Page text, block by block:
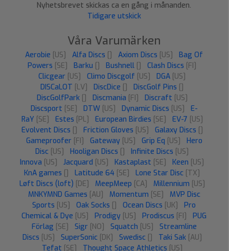
Nyhetsbrevet skickas ca en gång i månanden.
Tidigare utskick
Våra Varumärken
Aerobie [US] Alfa Discs Axiom Discs [US]
Bag Of
Powers [SE] Barku Bushnell Clash Discs [FI]
Clicgear [US] Climo Discgolf [US] DGA [US]
DISCaLOT [LV] DiscDice DiscGolf Pins
DiscGolfPark
Discmania [FI] Discraft [US]
Discsport [SE] DTW [US] Dynamic Discs [US]
E-
RaY [SE] Estes [PL] European Birdies [SE] EV-7 [US]
Evolvent Discs
Friction Gloves [US] Galaxy Discs
Gameproofer [FI] Gateway [US] Grip Eq [US]
Hero
Disc [US] Hooligan Discs Infinite Discs [US]
Innova [US] Jacquard [US] Kastaplast [SE] Keen [US]
KnA games
Latitude 64 [SE] Lone Star Disc [TX]
Løft Discs (loft) [DE] MeepMeep [CA] Millennium [US]
MNKYMND Games [AU] Momentum [SE]
MVP Disc
Sports [US] Oak Socks Ocean Discs [UK]
Pro
Chemical & Dye [US] Prodigy [US] Prodiscus [FI]
PUG
Förlag [SE] Sigr [NO] Squatch [US]
Streamline
Discs [US] SuperSonic [DK] Swedisc Taki Sak [AU]
Tefat [SE] Thought Space Athletics [US]